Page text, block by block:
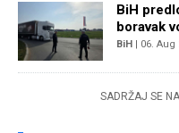
BiH
boravak
BiH | 06. Aug
SADRŽAJ SE